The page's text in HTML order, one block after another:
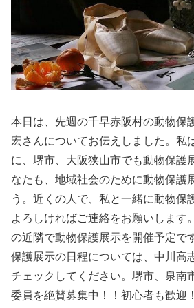
本日は、先週の千早赤阪村の動物保
宏さんについてお伝えしました。私
に、堺市、大阪狭山市でも動物保護
なたも、地域社会のために動物保護
う。近くの人で、私と一緒に動物保
よろしければご連絡をお願いします
の近隣で動物保護展示を開催予定で
保護展示の日程については、中川高
チェックしてください。堺市、泉南
委員を絶賛募集中！！初心者も歓迎